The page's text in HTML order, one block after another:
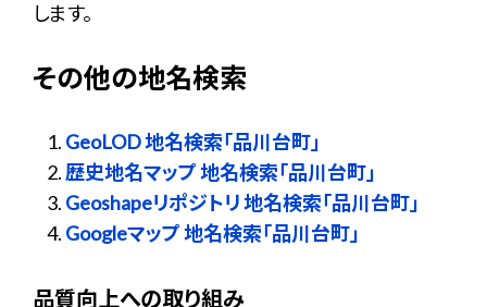
します。
その他の地名検索
GeoLOD 地名検索「品川台町」
歴史地名マップ 地名検索「品川台町」
Geoshapeリポジトリ 地名検索「品川台町」
Googleマップ 地名検索「品川台町」
品質向上への取り組み